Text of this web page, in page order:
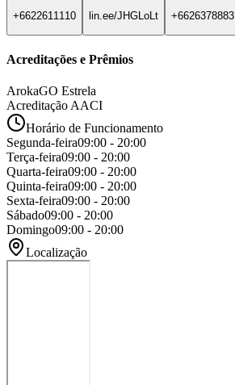
+6622611110
lin.ee/JHGLoLt
+6626378883
Acreditações e Prêmios
ArokaGO Estrela
Acreditação AACI
Horário de Funcionamento
Segunda-feira09:00 - 20:00
Terça-feira09:00 - 20:00
Quarta-feira09:00 - 20:00
Quinta-feira09:00 - 20:00
Sexta-feira09:00 - 20:00
Sábado09:00 - 20:00
Domingo09:00 - 20:00
Localização